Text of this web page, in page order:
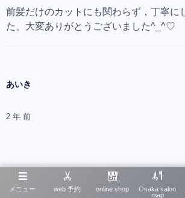
前髪だけのカットにも関わらず，丁寧に
た、大変ありがとうございました^_^♡
あいき
2 年 前
メニュー web 予約 online shop
Osaka salon
map